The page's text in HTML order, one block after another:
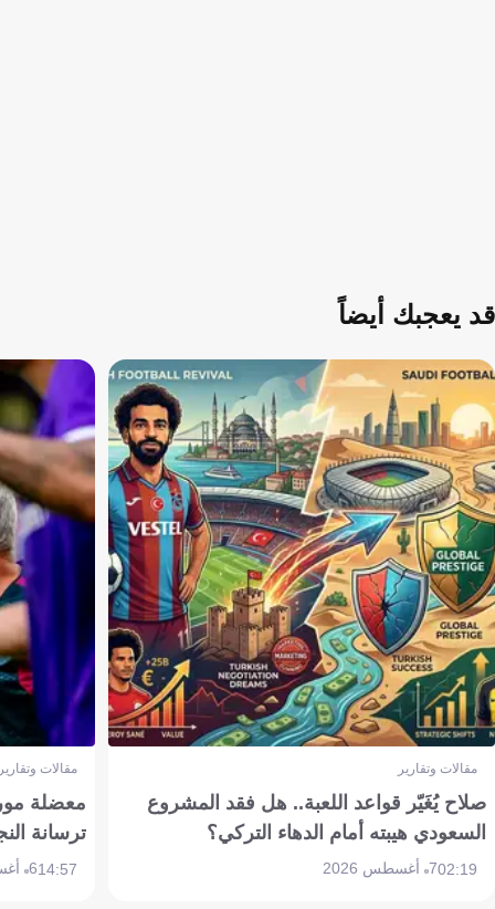
قد يعجبك أيضاً
مقالات وتقارير
صلاح يُغَيّر قواعد اللعبة.. هل فقد المشروع
السعودي هيبته أمام الدهاء التركي؟
02:197 أغسطس 2026
مقالات
معضلة
ترسانة
14:576 أغسطس 2026